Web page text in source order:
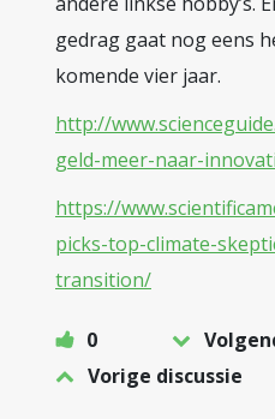
gedrag gaat nog eens
komende vier jaar.
http://
geld-meer-naar-
https://
picks-top-climate-
transition/
0
Vorige discussie